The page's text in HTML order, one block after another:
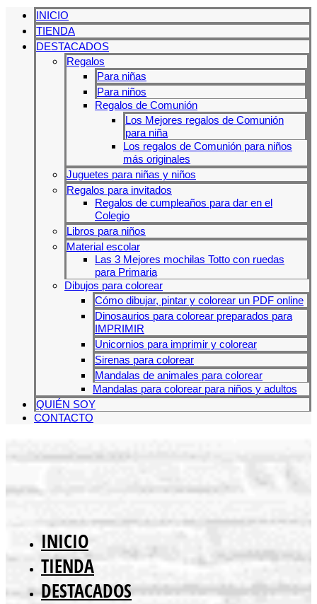
INICIO
TIENDA
DESTACADOS
Regalos
Para niñas
Para niños
Regalos de Comunión
Los Mejores regalos de Comunión
para niña
Los regalos de Comunión para niños
más originales
Juguetes para niñas y niños
Regalos para invitados
Regalos de cumpleaños para dar en el
Colegio
Libros para niños
Material escolar
Las 3 Mejores mochilas Totto con ruedas
para Primaria
Dibujos para colorear
Cómo dibujar, pintar y colorear un PDF online
Dinosaurios para colorear preparados para
IMPRIMIR
Unicornios para imprimir y colorear
Sirenas para colorear
Mandalas de animales para colorear
Mandalas para colorear para niños y adultos
QUIÉN SOY
CONTACTO
INICIO
TIENDA
DESTACADOS